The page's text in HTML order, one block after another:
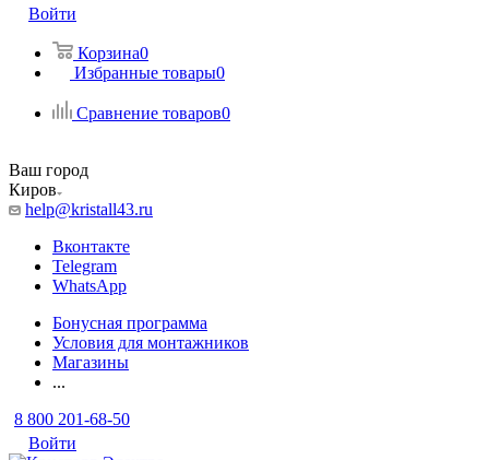
Войти
Корзина0
Избранные товары0
Сравнение товаров0
Ваш город
Киров
help@kristall43.ru
Вконтакте
Telegram
WhatsApp
Бонусная программа
Условия для монтажников
Магазины
...
8 800 201-68-50
Войти